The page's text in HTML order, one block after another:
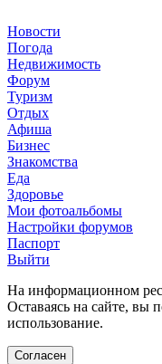
Новости
Погода
Недвижимость
Форум
Туризм
Отдых
Афиша
Бизнес
Знакомства
Еда
Здоровье
Мои фотоальбомы
Настройки форумов
Паспорт
Выйти
На информационном
Оставаясь на сайте, вы
использование.
Согласен